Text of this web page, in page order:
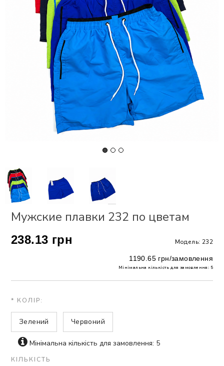
Мужские плавки 232 по цветам
238.13 грн Модель: 232
1190.65 грн/замовлення
Мінімальна кількість для замовлення: 5
* КОЛІР:
Зелений Червоний
Мінімальна кількість для замовлення: 5
КІЛЬКІСТЬ